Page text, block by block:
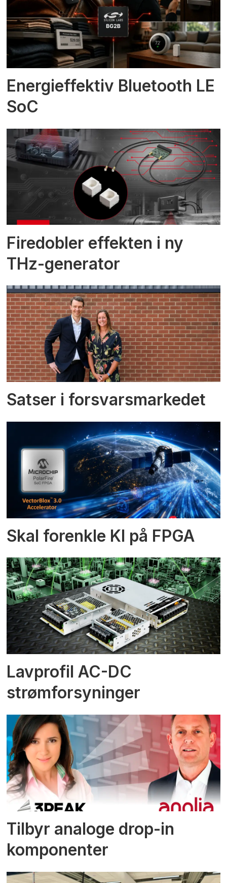
Energieffektiv Bluetooth LE
SoC
Firedobler effekten i ny
THz-generator
Satser i forsvarsmarkedet
Skal forenkle KI på FPGA
Lavprofil AC-DC
strømforsyninger
Tilbyr analoge drop-in
komponenter